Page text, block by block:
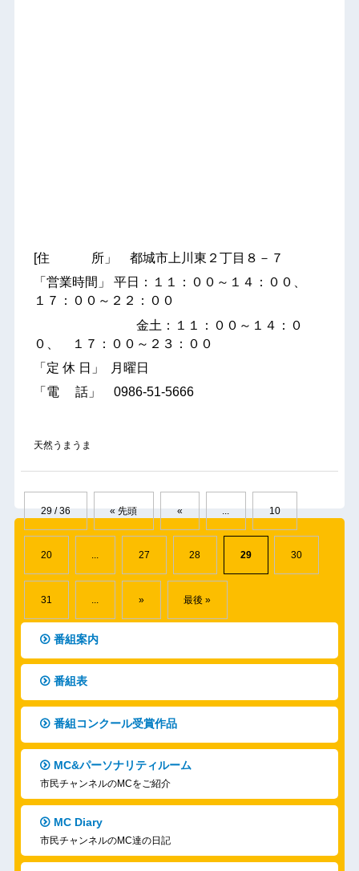
[住 所」 都城市上川東２丁目８－７
「営業時間」 平日：１１：００～１４：００、
１７：００～２２：００
金土：１１：００～１４：０
０、 １７：００～２３：００
「定 休 日」 月曜日
「電 話」 0986-51-5666
天然うまうま
29 / 36 « 先頭 « 10
20 ... 27 28 29 30
31 ... » 最後 »
番組案内
番組表
番組コンクール受賞作品
MC&パーソナリティルーム
市民チャンネルのMCをご紹介
MC Diary
市民チャンネルのMC達の日記